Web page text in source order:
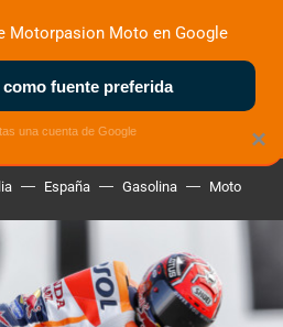
MOTOS ELÉCTRICAS
España Gasolina Moto
×
Motorpasion Moto en Google
fuente preferida
una cuenta de Google